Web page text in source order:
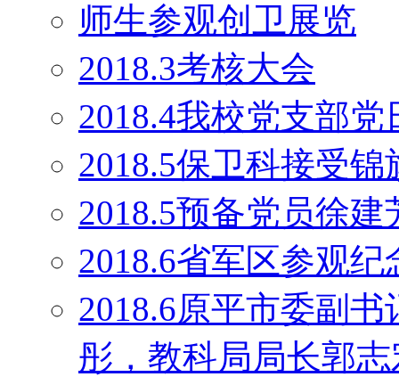
师生参观创卫展览
2018.3考核大会
2018.4我校党支部党
2018.5保卫科接受锦
2018.5预备党员徐
2018.6省军区参观纪
2018.6原平市委副
彤，教科局局长郭